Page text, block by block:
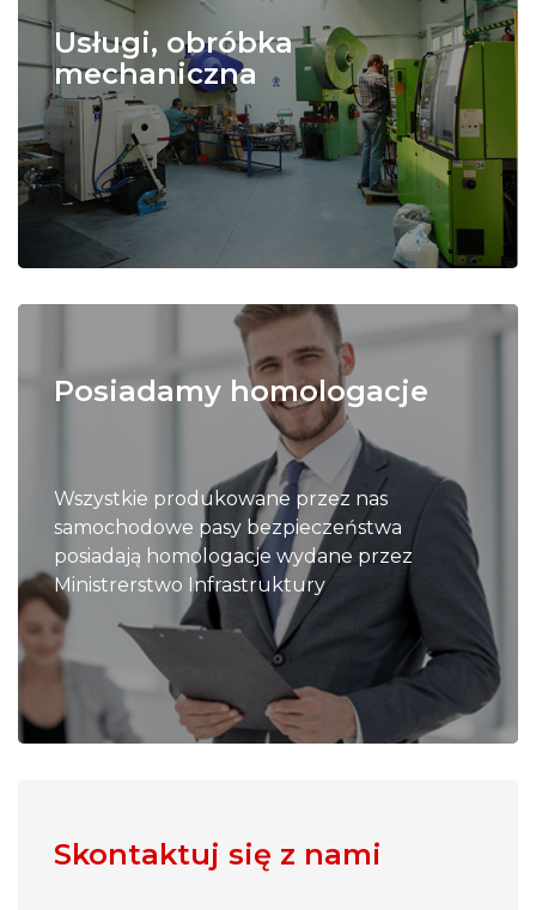
Usługi, obróbka
mechaniczna
Posiadamy homologacje
Wszystkie produkowane przez nas
samochodowe pasy bezpieczeństwa
posiadają homologacje wydane przez
Ministrerstwo Infrastruktury
Skontaktuj się z nami